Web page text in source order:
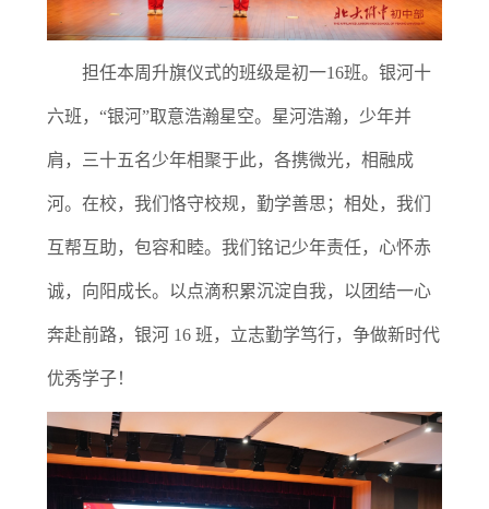
担任本周升旗仪式的班级是初一16班。 银河十
六班，“银河”取意浩瀚星空。星河浩瀚，少年并
肩，三十五名少年相聚于此，各携微光，相融成
河。在校，我们恪守校规，勤学善思；相处，我们
互帮互助，包容和睦。我们铭记少年责任，心怀赤
诚，向阳成长。以点滴积累沉淀自我，以团结一心
奔赴前路，银河 16 班，立志勤学笃行，争做新时代
优秀学子！